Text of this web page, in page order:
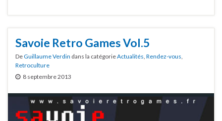
Savoie Retro Games Vol.5
DeGuillaume Verdin dans la catégorieActualités, Rendez-vous,
Retroculture
8 septembre 2013